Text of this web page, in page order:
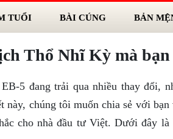
TUỔI BÀI CÚNG BẢN
Thổ Nhĩ Kỳ mà bạn
5 đang trải qua nhiều thay đổi,
chúng tôi muốn chia sẻ với
cho nhà đầu tư Việt. Dưới đây